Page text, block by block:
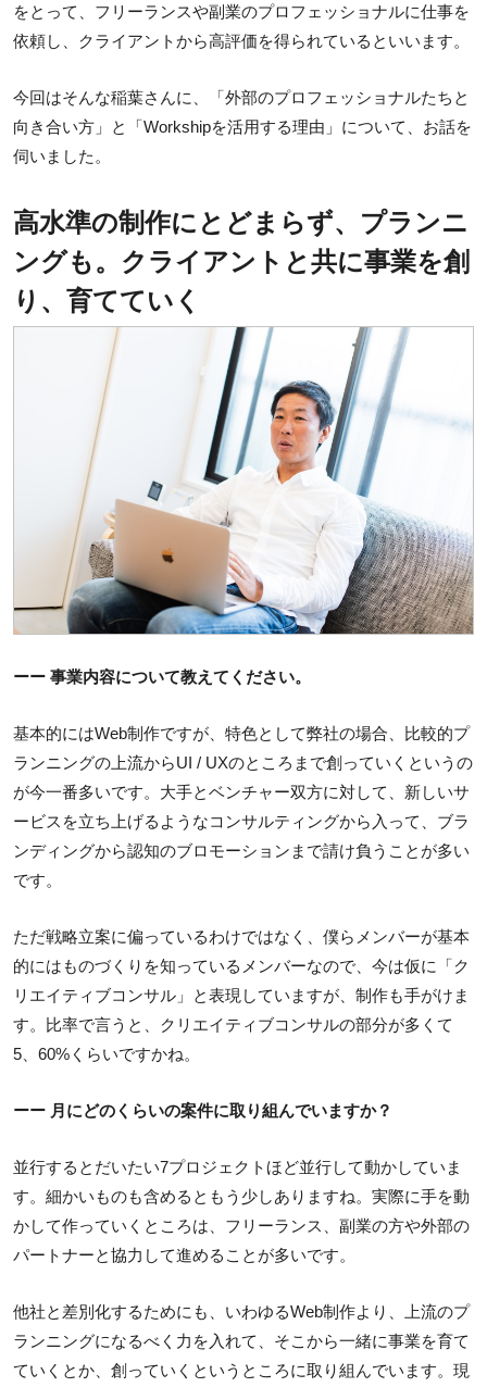
をとって、フリーランスや副業のプロフェッショナルに仕事を
依頼し、クライアントから高評価を得られているといいます。
今回はそんな稲葉さんに、「外部のプロフェッショナルたちと
向き合い方」と「Workshipを活用する理由」について、お話を
伺いました。
高水準の制作にとどまらず、プランニ
ングも。クライアントと共に事業を創
り、育てていく
ーー 事業内容について教えてください。
基本的にはWeb制作ですが、特色として弊社の場合、比較的プ
ランニングの上流からUI / UXのところまで創っていくというの
が今一番多いです。大手とベンチャー双方に対して、新しいサ
ービスを立ち上げるようなコンサルティングから入って、ブラ
ンディングから認知のブロモーションまで請け負うことが多い
です。
ただ戦略立案に偏っているわけではなく、僕らメンバーが基本
的にはものづくりを知っているメンバーなので、今は仮に「ク
リエイティブコンサル」と表現していますが、制作も手がけま
す。比率で言うと、クリエイティブコンサルの部分が多くて
5、60%くらいですかね。
ーー 月にどのくらいの案件に取り組んでいますか？
並行するとだいたい7プロジェクトほど並行して動かしていま
す。細かいものも含めるともう少しありますね。実際に手を動
かして作っていくところは、フリーランス、副業の方や外部の
パートナーと協力して進めることが多いです。
他社と差別化するためにも、いわゆるWeb制作より、上流のプ
ランニングになるべく力を入れて、そこから一緒に事業を育て
ていくとか、創っていくというところに取り組んでいます。現